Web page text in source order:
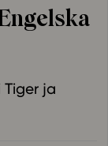
Tiger